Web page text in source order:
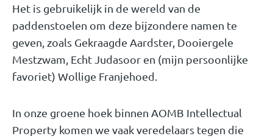
Het is gebruikelijk in de wereld van de
paddenstoelen om deze bijzondere namen te
geven, zoals Gekraagde Aardster, Dooiergele
Mestzwam, Echt Judasoor en (mijn persoonlijke
favoriet) Wollige Franjehoed.
In onze groene hoek binnen AOMB Intellectual
Property komen we vaak veredelaars tegen die